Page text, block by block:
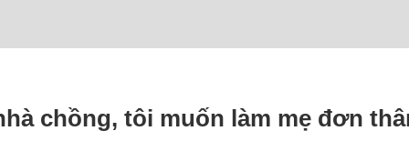
chồng, tôi muốn làm mẹ đơn